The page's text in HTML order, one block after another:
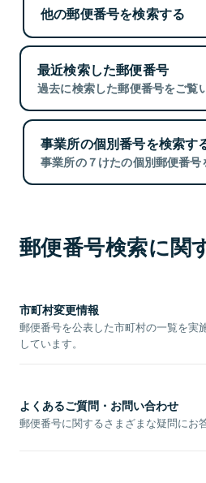
他の郵便番号を検索する
最近検索した郵便番号
過去に検索した郵便番号をご覧
事業所の個別番号を検索す
事業所の７けたの個別郵便番号
郵便番号検索に関
市町村変更情報
郵便番号を公表した市町村の一覧を実
しています。
よくあるご質問・お問い合わせ
郵便番号に関するさまざまな疑問にお